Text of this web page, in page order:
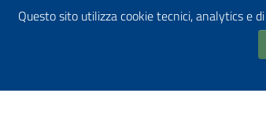
Questo sito utilizza cookie tecnici, analytics e